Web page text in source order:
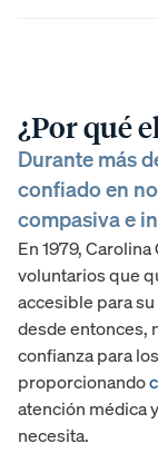
¿Por qué
Durante más
confiado en
compasiva e
En 1979,
voluntarios que
accesible para
desde entonces,
confianza para
proporcionando
atención médica
necesita.